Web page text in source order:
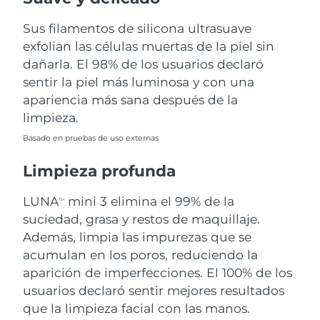
Sus filamentos de silicona ultrasuave
exfolian las células muertas de la piel sin
dañarla. El 98% de los usuarios declaró
sentir la piel más luminosa y con una
apariencia más sana después de la
limpieza.
Basado en pruebas de uso externas
Limpieza profunda
LUNATM
mini 3 elimina el 99% de la
suciedad, grasa y restos de maquillaje.
Además, limpia las impurezas que se
acumulan en los poros, reduciendo la
aparición de imperfecciones. El 100% de los
usuarios declaró sentir mejores resultados
que la limpieza facial con las manos.
Filipinas Entrega prevista
Polonia Entrega prevista
Portugal Entrega prevista
Catar
Reunión Entrega prevista
Rumanía
Rusia
Arabia Saudí Entrega prevista8/9/26